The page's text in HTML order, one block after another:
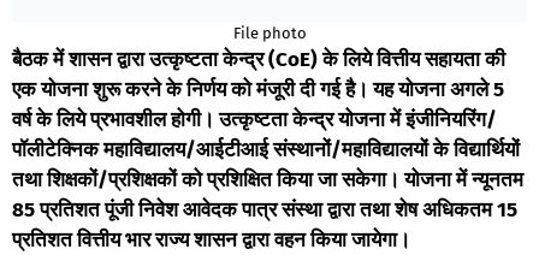
File photo
बैठक में शासन द्वारा उत्कृष्टता केन्द्र (CoE) के लिये वित्तीय सहायता की
एक योजना शुरू करने के निर्णय को मंजूरी दी गई है। यह योजना अगले 5
वर्ष के लिये प्रभावशील होगी। उत्कृष्टता केन्द्र योजना में इंजीनियरिंग/
पॉलीटेक्निक महाविद्यालय/आईटीआई संस्थानों/महाविद्यालयों के विद्यार्थियों
तथा शिक्षकों/प्रशिक्षकों को प्रशिक्षित किया जा सकेगा। योजना में न्यूनतम
85 प्रतिशत पूंजी निवेश आवेदक पात्र संस्था द्वारा तथा शेष अधिकतम 15
प्रतिशत वित्तीय भार राज्य शासन द्वारा वहन किया जायेगा।